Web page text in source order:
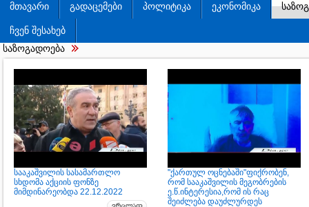
ᲛᲗᲐᲕᲐᲠᲘ ᲒᲐᲓᲐᲪᲔᲛᲔᲑᲘ ᲞᲝᲚᲘᲢᲘᲙᲐ ᲔᲙᲝᲜᲝᲛᲘᲙᲐ
ᲩᲕᲔᲜ ᲨᲔᲡᲐᲮᲔᲑ
საზოგადოება
სააკაშვილის სასამართლო
სხდომა აქციის ფონზე
მიმდინარეობდა 22.12.2022
"ქართულ ოცნებაში"ფიქრობენ,
რომ სააკაშვილის მეგობრების
ე.წ.ინტერესია,რომ ის რაც
შეიძლება დაუძლურდეს